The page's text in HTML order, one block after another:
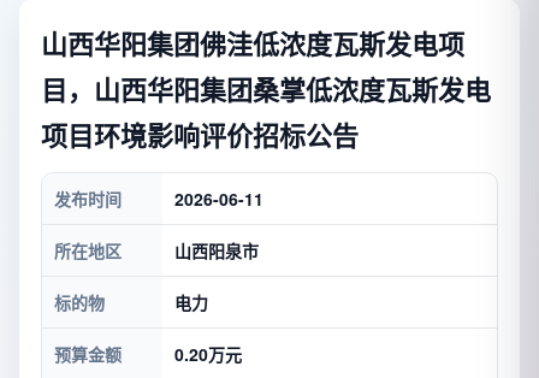
山西华阳集团佛洼低浓度瓦斯发电项
目，山西华阳集团桑掌低浓度瓦斯发电
项目环境影响评价招标公告
发布时间 2026-06-11
所在地区 山西阳泉市
标的物 电力
预算金额 0.20万元